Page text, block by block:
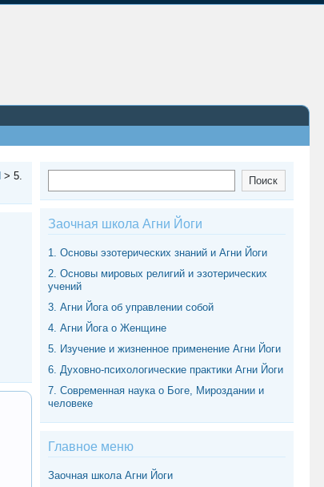
>5.
Поиск
Заочная школа Агни Йоги
1. Основы эзотерических знаний и Агни Йоги
2. Основы мировых религий и эзотерических
учений
3. Агни Йога об управлении собой
4. Агни Йога о Женщине
5. Изучение и жизненное применение Агни Йоги
6. Духовно-психологические практики Агни Йоги
7. Современная наука о Боге, Мироздании и
человеке
Главное меню
Заочная школа Агни Йоги